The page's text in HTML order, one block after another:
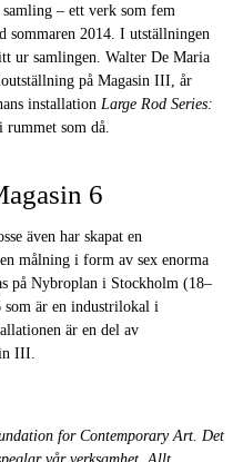
– ett verk som fem
sommaren 2014. I utställningen
ur samlingen. Walter De Maria
på Magasin III, år
installation Large Rod Series:
rummet som då.
6
även har skapat en
målning i form av sex enorma
på Nybroplan i Stockholm (18–
som är en industrilokal i
är en del av
III.
for Contemporary Art. Det